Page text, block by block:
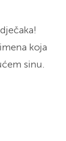
koja
sinu.